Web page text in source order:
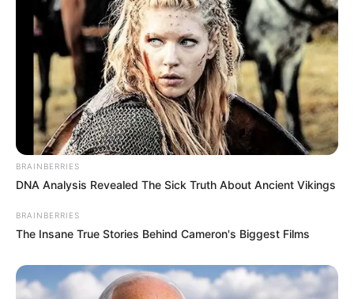
BRAINBERRIES
DNA Analysis Revealed The Sick Truth About Ancient Vikings
BRAINBERRIES
The Insane True Stories Behind Cameron's Biggest Films